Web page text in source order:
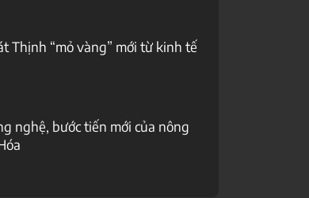
Thịnh “mỏ vàng” mới từ kinh tế
nghệ, bước tiến mới của nông